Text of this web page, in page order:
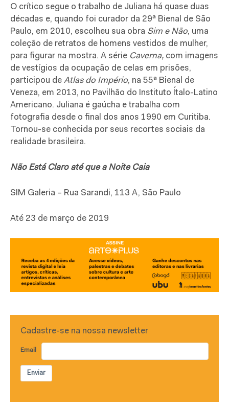
O crítico segue o trabalho de Juliana há quase duas
décadas e, quando foi curador da 29ª Bienal de São
Paulo, em 2010, escolheu sua obra Sim e Não, uma
coleção de retratos de homens vestidos de mulher,
para figurar na mostra. A série Caverna, com imagens
de vestígios da ocupação de celas em prisões,
participou de Atlas do Império, na 55ª Bienal de
Veneza, em 2013, no Pavilhão do Instituto Ítalo-Latino
Americano. Juliana é gaúcha e trabalha com
fotografia desde o final dos anos 1990 em Curitiba.
Tornou-se conhecida por seus recortes sociais da
realidade brasileira.
Não Está Claro até que a Noite Caia
SIM Galeria – Rua Sarandi, 113 A, São Paulo
Até 23 de março de 2019
Cadastre-se na nossa newsletter
Email
Enviar